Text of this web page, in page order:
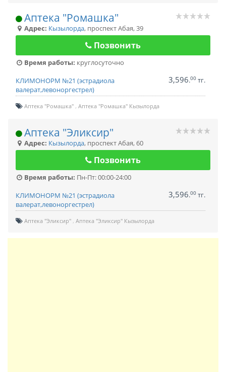
Аптека "Ромашка"
Адрес: Кызылорда, проспект Абая, 39
Позвонить
Время работы: круглосуточно
КЛИМОНОРМ №21 (эстрадиола
валерат,левоноргестрел)
3,596.00 тг.
Аптека "Ромашка" Аптека "Ромашка" Кызылорда
Аптека "Эликсир"
Адрес: Кызылорда, проспект Абая, 60
Позвонить
Время работы: Пн-Пт: 00:00-24:00
КЛИМОНОРМ №21 (эстрадиола
валерат,левоноргестрел)
3,596.00 тг.
Аптека "Эликсир" Аптека "Эликсир" Кызылорда